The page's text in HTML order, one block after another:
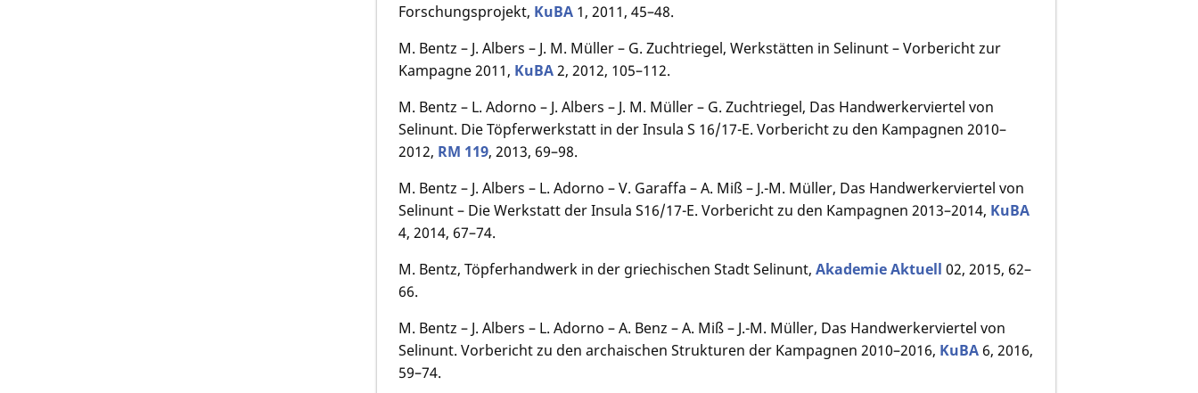
Forschungsprojekt, KuBA 1, 2011, 45–48.
M. Bentz – J. Albers – J. M. Müller – G. Zuchtriegel, Werkstätten in Selinunt – Vorbericht zur
Kampagne 2011, KuBA2, 2012, 105–112.
M. Bentz – L. Adorno – J. Albers – J. M. Müller – G. Zuchtriegel, Das Handwerkerviertel von
Selinunt. Die Töpferwerkstatt in der Insula S 16/17-E. Vorbericht zu den Kampagnen 2010–
2012, RM 119, 2013, 69–98.
M. Bentz – J. Albers – L. Adorno – V. Garaffa – A. Miß – J.-M. Müller, Das Handwerkerviertel von
Selinunt – Die Werkstatt der Insula S16/17-E. Vorbericht zu den Kampagnen 2013–2014, KuBA
4, 2014, 67–74.
M. Bentz, Töpferhandwerk in der griechischen Stadt Selinunt,Akademie Aktuell 02, 2015, 62–
66.
M. Bentz – J. Albers – L. Adorno – A. Benz – A. Miß – J.-M. Müller, Das Handwerkerviertel von
Selinunt. Vorbericht zu den archaischen Strukturen der Kampagnen 2010–2016, KuBA 6, 2016,
59–74.